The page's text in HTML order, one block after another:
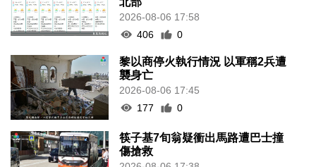
2026-08-06 17:58
406
0
黎以商停火執行情況 以軍稱2兵遭
襲身亡
2026-08-06 17:45
177
0
筷子基7旬翁疑衝出馬路遭巴士撞
傷搶救